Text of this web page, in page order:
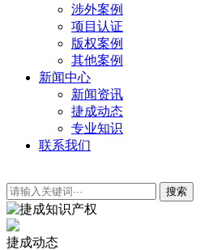
涉外案例
项目认证
版权案例
其他案例
新闻中心
新闻资讯
捷成动态
专业知识
联系我们
搜索
捷成动态